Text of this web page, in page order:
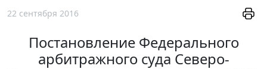
22 сентября 2016
Постановление Федерального
арбитражного суда Северо-